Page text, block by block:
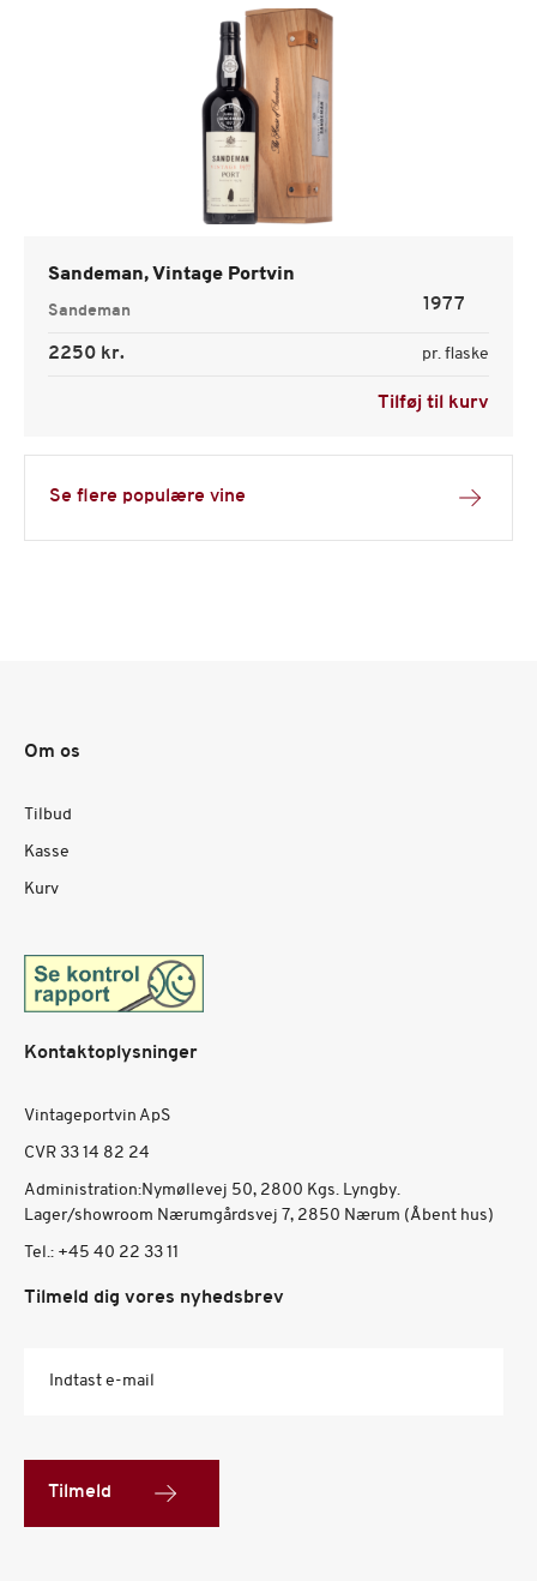
Sandeman, Vintage Portvin
Sandeman 1977
2250 kr. pr. flaske
Tilføj til kurv
Se flere populære vine
Om os
Tilbud
Kasse
Kurv
Kontaktoplysninger
Vintageportvin ApS
CVR 33 14 82 24
Administration:Nymøllevej 50, 2800 Kgs. Lyngby.
Lager/showroom Nærumgårdsvej 7, 2850 Nærum (Åbent hus)
Tel.: +45 40 22 33 11
Tilmeld dig vores nyhedsbrev
Indtast e-mail
Tilmeld